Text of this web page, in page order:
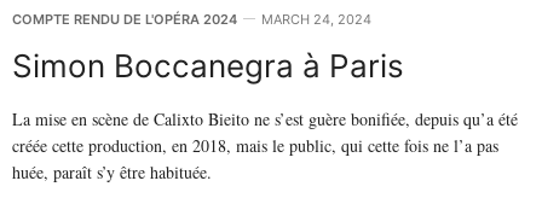
COMPTE RENDU DE L'OPÉRA 2024 MARCH 24, 2024
Simon Boccanegra à Paris
La mise en scène de Calixto Bieito ne s’est guère bonifiée, depuis qu’a été
créée cette production, en 2018, mais le public, qui cette fois ne l’a pas
huée, paraît s’y être habituée.